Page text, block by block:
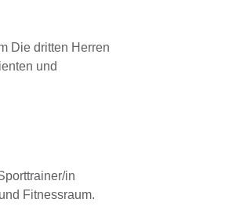
Die dritten Herren
und
in
Fitnessraum.